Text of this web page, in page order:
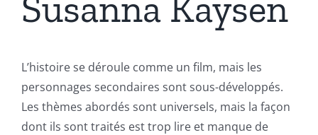
L’histoire se déroule comme un film, mais les
personnages secondaires sont sous-développés.
Les thèmes abordés sont universels, mais la façon
dont ils sont traités est trop lire et manque de